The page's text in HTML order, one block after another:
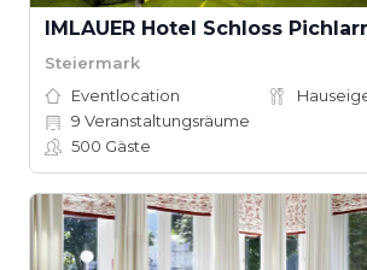
IMLAUER Hotel Schloss
Steiermark
Eventlocation
9 Veranstaltungsräume
500 Gäste